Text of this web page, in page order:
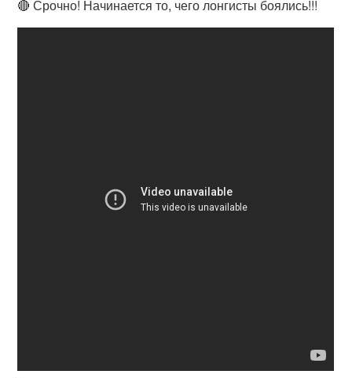
🔴 Срочно! Начинается то, чего лонгисты боялись!!!